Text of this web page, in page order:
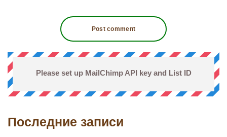
Please set up MailChimp API key and List ID
Последние записи